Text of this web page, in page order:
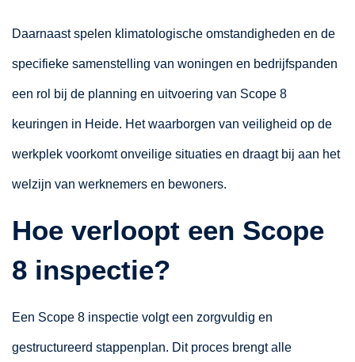
Daarnaast spelen klimatologische omstandigheden en de
specifieke samenstelling van woningen en bedrijfspanden
een rol bij de planning en uitvoering van Scope 8
keuringen in Heide. Het waarborgen van veiligheid op de
werkplek voorkomt onveilige situaties en draagt bij aan het
welzijn van werknemers en bewoners.
Hoe verloopt een Scope
8 inspectie?
Een Scope 8 inspectie volgt een zorgvuldig en
gestructureerd stappenplan. Dit proces brengt alle